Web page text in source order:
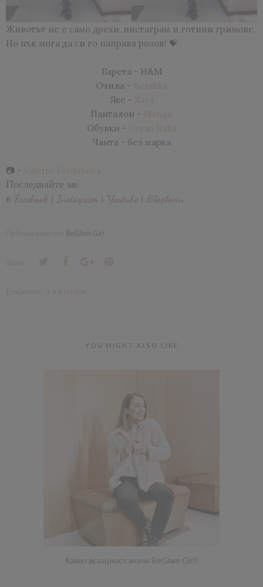
Животът не е само дрехи, инстаграм и готини гримове.
Но пък мога да си го направя розов! 💝
Барета - H&M
Очила -
Яке -
Панталон -
Обувки -
Чанта - без марка
📷 -
Последвайте ме
в Facebook | Instagram | Youtube | Bloglovin
BeGlam Girl
YOU MIGHT ALSO LIKE
Какво всъщност значи BeGlam Girl?